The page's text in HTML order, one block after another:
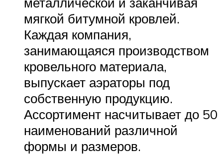
мягкой битумной кровлей.
Каждая компания,
занимающаяся производством
кровельного материала,
выпускает аэраторы под
собственную продукцию.
Ассортимент насчитывает до 50
наименований различной
формы и размеров.